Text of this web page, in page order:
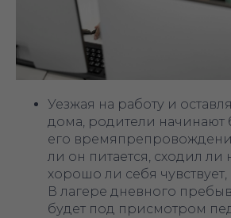
Уезжая на работу и
дома, родители начинают
его
ли он питается, сходил ли
хорошо ли себя
В лагере дневного
будет под присмотром